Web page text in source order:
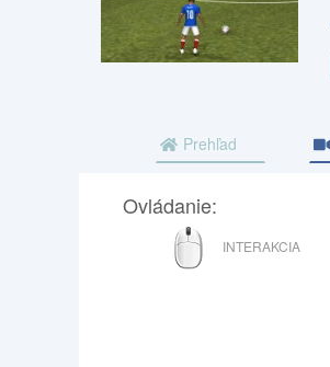
Prehľad
Ovládanie:
MYŠ
INTERAKCIA